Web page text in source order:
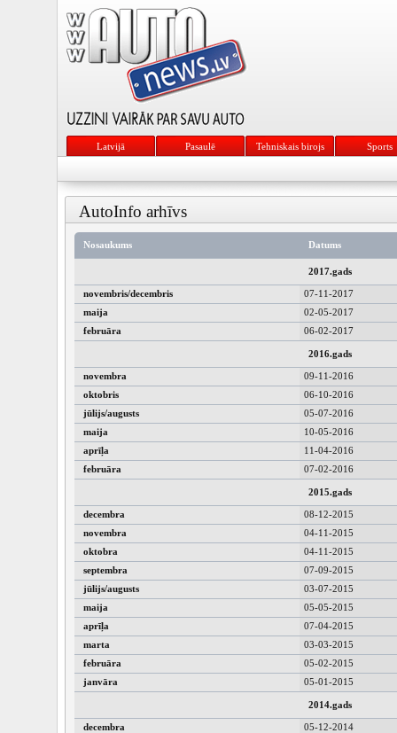
Latvijā Pasaulē Tehniskais birojs Sports
AutoInfo arhīvs
Nosaukums Datums
2017.gads
novembris/decembris
07-11-2017
maija
02-05-2017
februāra
06-02-2017
2016.gads
novembra
09-11-2016
oktobris
06-10-2016
jūlijs/augusts
05-07-2016
maija
10-05-2016
aprīļa
11-04-2016
februāra
07-02-2016
2015.gads
decembra
08-12-2015
novembra
04-11-2015
oktobra
04-11-2015
septembra
07-09-2015
jūlijs/augusts
03-07-2015
maija
05-05-2015
aprīļa
07-04-2015
marta
03-03-2015
februāra
05-02-2015
janvāra
05-01-2015
2014.gads
decembra
05-12-2014